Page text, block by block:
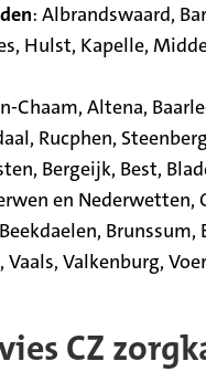
: Albrandswaard,
Hulst, Kapelle,
Chaam, Altena,
Rucphen,
Bergeijk, Best,
en
Valkenburg,
CZ